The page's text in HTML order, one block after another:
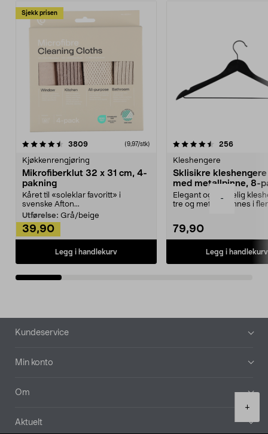
-
+
Sjekk prisen
3809anmeldelser(9,97/stk)
Kjøkkenrengjøring
Mikrofiberklut 32 x 31 cm, 4-
pakning
Kåret til «soleklar favoritt» i
svenske Afton...
Utførelse: Grå/beige
39,90
Legg i handlekurv
4.5av 5 stjerner 256
Kleshengere
Sklisikre
med metallpinne, 8-
Elegant og skikkelig
tre og metall – finnes i
79,90
Legg i handlekurv
4.5av 5 stjerner
Bunntekst
Kundeservice
Min konto
Om
Aktuelt